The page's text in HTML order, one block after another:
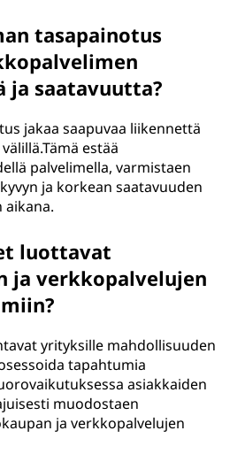
tasapainotus
ja saatavuutta?
jakaa saapuvaa liikennettä
estää
palvelimella, varmistaen
ja korkean saatavuuden
aikana.
luottavat
ja verkkopalvelujen
yrityksille mahdollisuuden
tapahtumia
asiakkaiden
muodostaen
ja verkkopalvelujen